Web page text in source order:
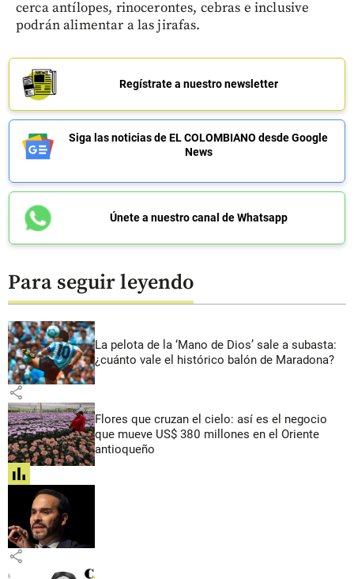
cerca antílopes, rinocerontes, cebras e inclusive
podrán alimentar a las jirafas.
Regístrate a nuestro newsletter
Siga las noticias de EL COLOMBIANO desde Google
News
Únete a nuestro canal de Whatsapp
Para seguir leyendo
La pelota de la ‘Mano de Dios’ sale a subasta:
¿cuánto vale el histórico balón de Maradona?
share
Flores que cruzan el cielo: así es el negocio
que mueve US$ 380 millones en el Oriente
antioqueño
share
share